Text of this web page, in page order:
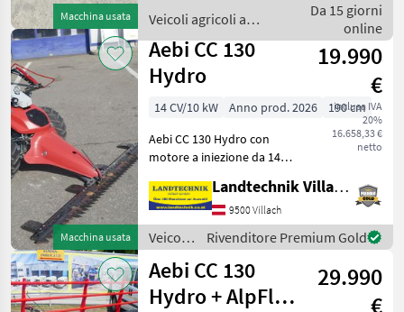
Macchina usata
Veicoli agricoli a
Veicoli agricoli a
motore / Aebi
Da 15 giorni
online
Macchina usata
Aebi CC 130
Hydro
19.990
€
inclusa IVA
20%
16.658,33 €
netto
14 CV/10 kW Anno prod. 2026
190 cm
Aebi CC 130 Hydro con
motore a iniezione da 14
elettrico, 2 fari di lavoro a
LED, cambio Tiptronic a 10
rapporti, radiatore dell'olio,
barr
Landtechnik Villach GmbH
9500 Villach
Veicoli
agricoli
a
motore
Rivenditore Premium Gold
Aebi CC 130
Hydro + AlpFlow
29.990
€